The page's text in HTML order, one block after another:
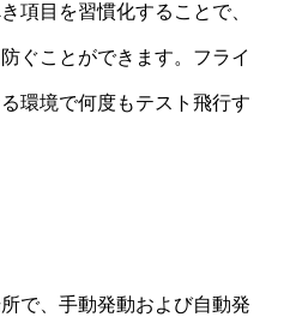
項目を習慣化することで、
ぐことができます。フライ
環境で何度もテスト飛行す
で、手動発動および自動発